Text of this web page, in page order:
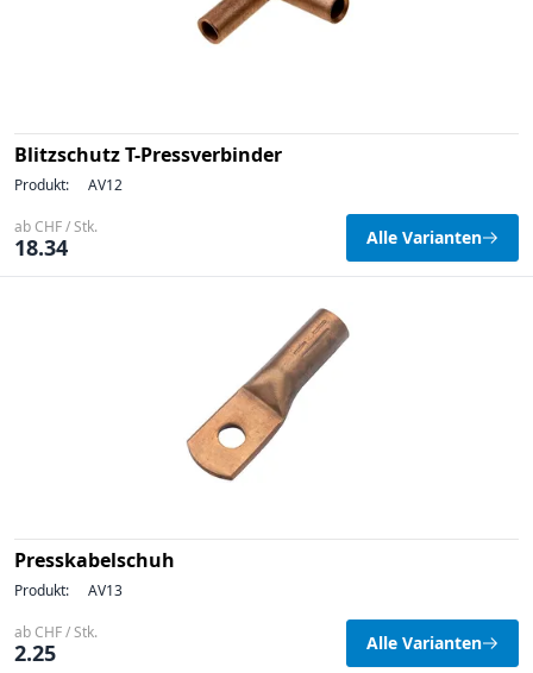
Blitzschutz T-Pressverbinder
Produkt: AV12
ab CHF / Stk.
18.34 Alle Varianten
Presskabelschuh
Produkt: AV13
ab CHF / Stk.
2.25 Alle Varianten